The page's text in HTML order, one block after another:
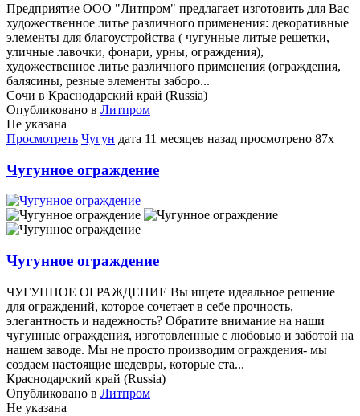
Предприятие ООО "Литпром" предлагает изготовить для Вас
художественное литье различного применения: декоративные
элементы для благоустройства ( чугунные литые решетки,
уличные лавочки, фонари, урны, ограждения),
художественное литье различного применения (ограждения,
балясины, резные элементы заборо...
Сочи в Краснодарский край (Russia)
Опубликовано в Литпром
Не указана
Просмотреть Чугун дата 11 месяцев назад просмотрено 87x
Чугунное ограждение
Чугунное ограждение
ЧУГУННОЕ ОГРАЖДЕНИЕ Вы ищете идеальное решение
для ограждений, которое сочетает в себе прочность,
элегантность и надежность? Обратите внимание на наши
чугунные ограждения, изготовленные с любовью и заботой на
нашем заводе. Мы не просто производим ограждения- мы
создаем настоящие шедевры, которые ста...
Краснодарский край (Russia)
Опубликовано в Литпром
Не указана